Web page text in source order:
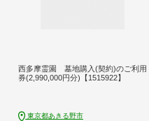
西多摩霊園 墓地購入(契約)のご利用
券(2,990,000円分)【1515922】
東京都あきる野市